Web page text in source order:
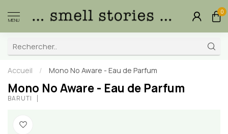
MENU
0
Accueil / Mono No Aware - Eau de Parfum
Mono No Aware - Eau de Parfum
BARUTI